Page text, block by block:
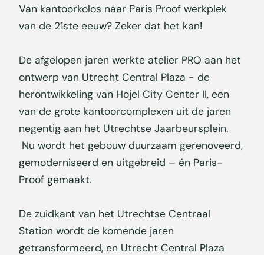
Van kantoorkolos naar Paris Proof werkplek
van de 21ste eeuw? Zeker dat het kan!
De afgelopen jaren werkte atelier PRO aan het
ontwerp van Utrecht Central Plaza - de
herontwikkeling van Hojel City Center II, een
van de grote kantoorcomplexen uit de jaren
negentig aan het Utrechtse Jaarbeursplein.
Nu wordt het gebouw duurzaam gerenoveerd,
gemoderniseerd en uitgebreid – én Paris-
Proof gemaakt.
De zuidkant van het Utrechtse Centraal
Station wordt de komende jaren
getransformeerd, en Utrecht Central Plaza